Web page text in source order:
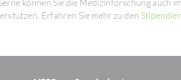
können Sie die Medi­zin­for­schung auch
Erfahren Sie mehr zu den